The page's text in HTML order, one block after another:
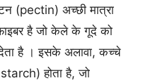
(pectin) अच्छी मात्रा
है जो केले के गूदे को
है । इसके अलावा, कच्चे
होता है, जो